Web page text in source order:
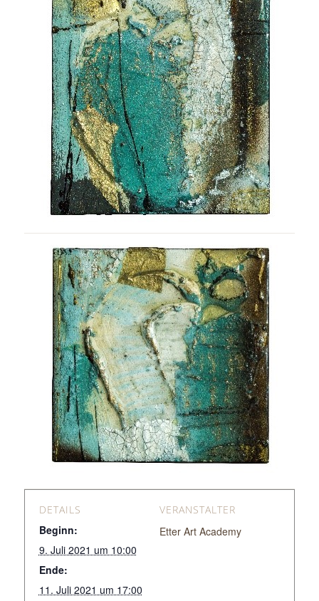
DETAILS
Beginn:
9. Juli 2021 um 10:00
Ende:
11. Juli 2021 um 17:00
VERANSTALTER
Etter Art Academy